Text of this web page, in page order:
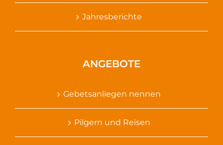
Jahresberichte
ANGEBOTE
Gebetsanliegen nennen
Pilgern und Reisen